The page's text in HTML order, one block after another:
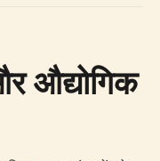
औद्योगिक